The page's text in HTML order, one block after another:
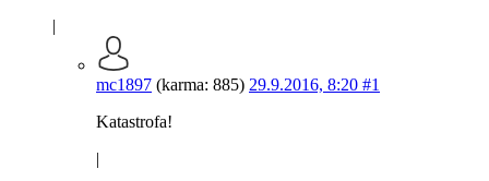
|
mc1897 (karma: 885) 29.9.2016, 8:20 #1
Katastrofa!
|